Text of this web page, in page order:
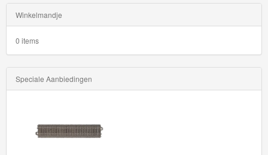
Winkelmandje
0 items
Speciale Aanbiedingen